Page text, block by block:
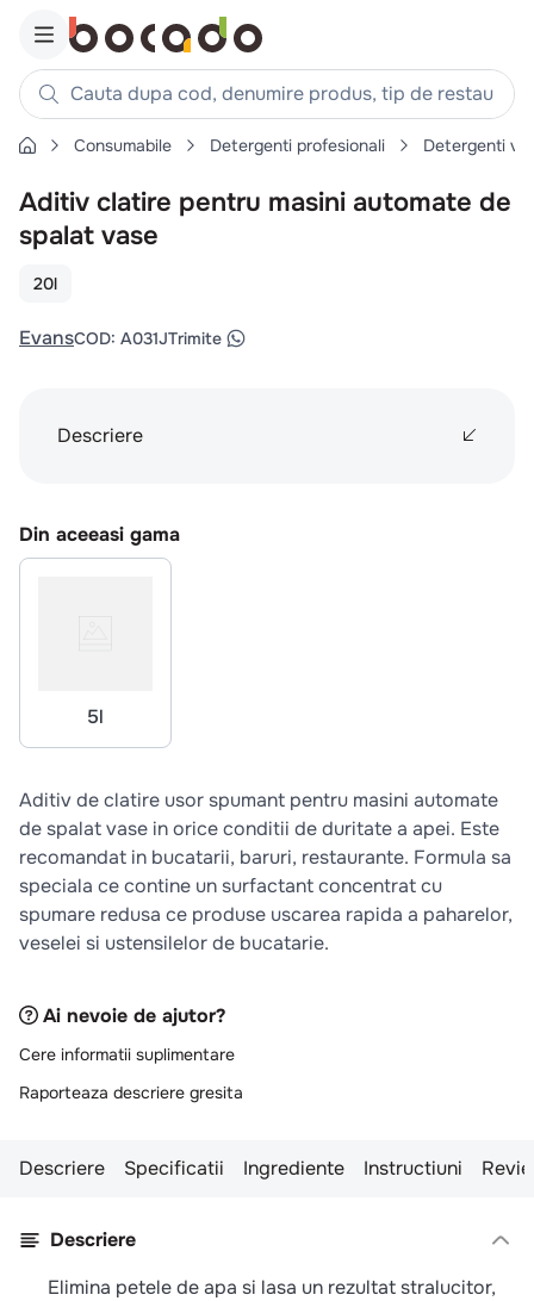
Cauta dupa cod, denumire produs, tip de restaurant,
Căutări populare
1. cartofi
2. piept pui
. pui
5. burger
ceafa
10.pizza
Consumabile Detergenti profesionali Detergenti
Aditiv clatire pentru masini automate de
spalat vase
20l
EvansCOD: A031JTrimite
Descriere
Din aceeasi gama
5l
Aditiv de clatire usor spumant pentru masini automate
de spalat vase in orice conditii de duritate a apei. Este
recomandat in bucatarii, baruri, restaurante. Formula sa
speciala ce contine un surfactant concentrat cu
spumare redusa ce produse uscarea rapida a paharelor,
veselei si ustensilelor de bucatarie.
Ai nevoie de ajutor?
Cere informatii suplimentare
Raporteaza descriere gresita
Descriere Specificatii Ingrediente Instructiuni
Descriere
Elimina petele de apa si lasa un rezultat stralucitor,